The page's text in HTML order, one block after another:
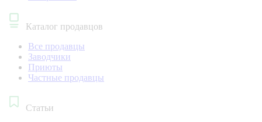
Каталог продавцов
Все продавцы
Заводчики
Приюты
Частные продавцы
Статьи